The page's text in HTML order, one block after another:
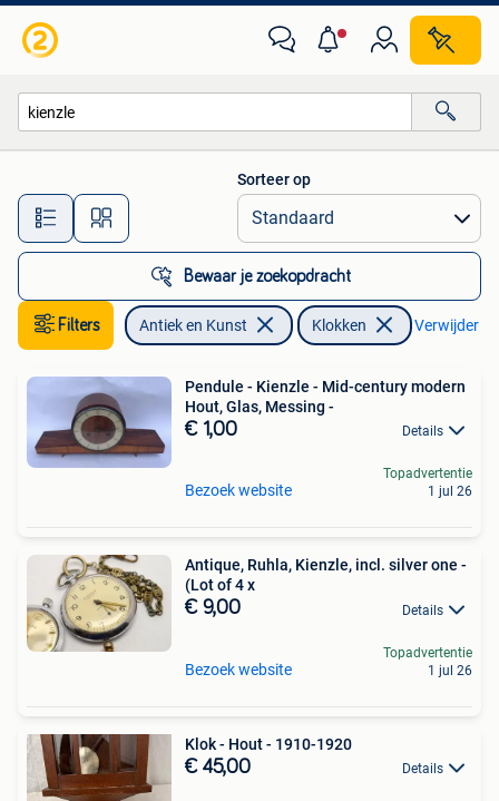
Alle afstanden…
Sorteer op
Bewaar je zoekopdracht
Filters Antiek en Kunst Klokken Verwijder
Pendule - Kienzle - Mid-century modern
Hout, Glas, Messing -
€ 1,00 Details
Bezoek website
Topadvertentie
1 jul 26
Antique, Ruhla, Kienzle, incl. silver one -
(Lot of 4 x
€ 9,00 Details
Bezoek website
Topadvertentie
1 jul 26
Klok - Hout - 1910-1920
€ 45,00 Details